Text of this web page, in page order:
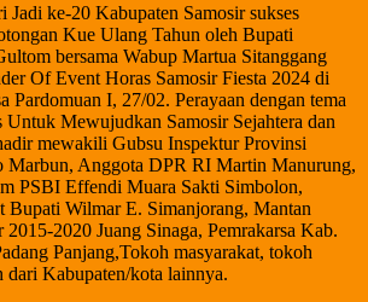
Jadi ke-20 Kabupaten Samosir sukses
Kue Ulang Tahun oleh Bupati
bersama Wabup Martua Sitanggang
Of Event Horas Samosir Fiesta 2024 di
Pardomuan I, 27/02. Perayaan dengan tema
Untuk Mewujudkan Samosir Sejahtera dan
mewakili Gubsu Inspektur Provinsi
Marbun, Anggota DPR RI Martin Manurung,
PSBI Effendi Muara Sakti Simbolon,
Bupati Wilmar E. Simanjorang, Mantan
2020 Juang Sinaga, Pemrakarsa Kab.
Panjang,Tokoh masyarakat, tokoh
dari Kabupaten/kota lainnya.